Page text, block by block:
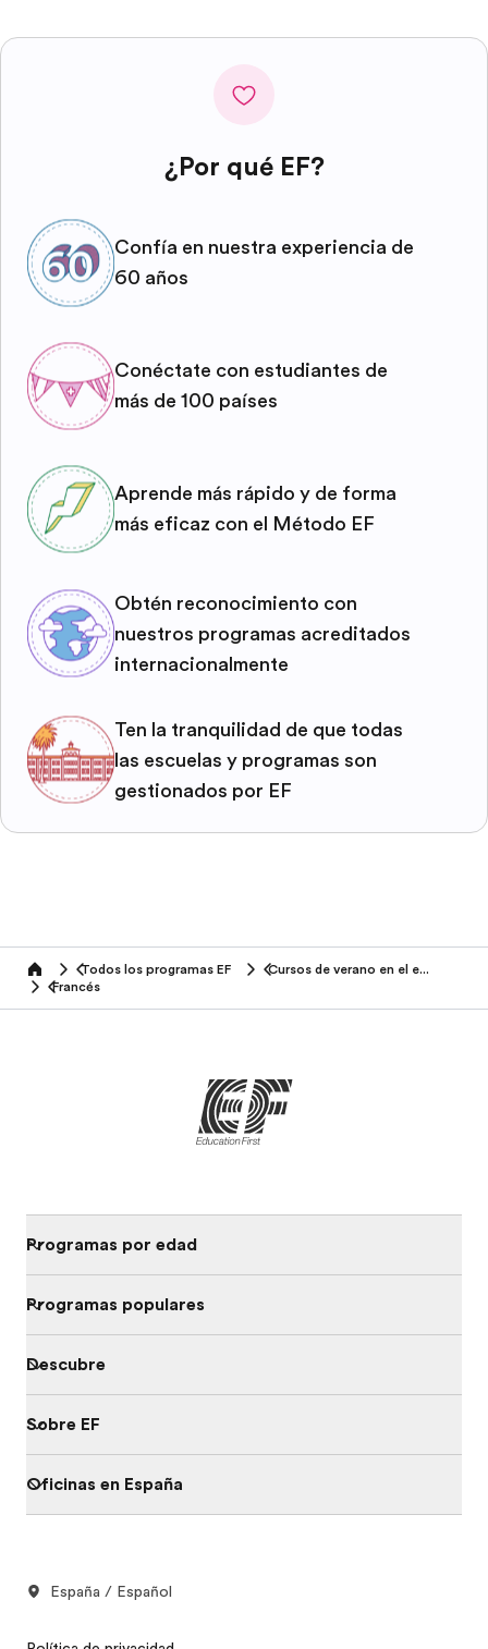
¿Por qué EF?
Confía en nuestra experiencia de
60 años
Conéctate con estudiantes de
más de 100 países
Aprende más rápido y de forma
más eficaz con el Método EF
Obtén reconocimiento con
nuestros programas acreditados
internacionalmente
Ten la tranquilidad de que todas
las escuelas y programas son
gestionados por EF
home Todos los programas EF
Cursos de verano en el extranjero
Francés
Programas por edad
Programas populares
Descubre
Sobre EF
Oficinas en España
España / Español